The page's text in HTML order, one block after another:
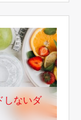
しないダ